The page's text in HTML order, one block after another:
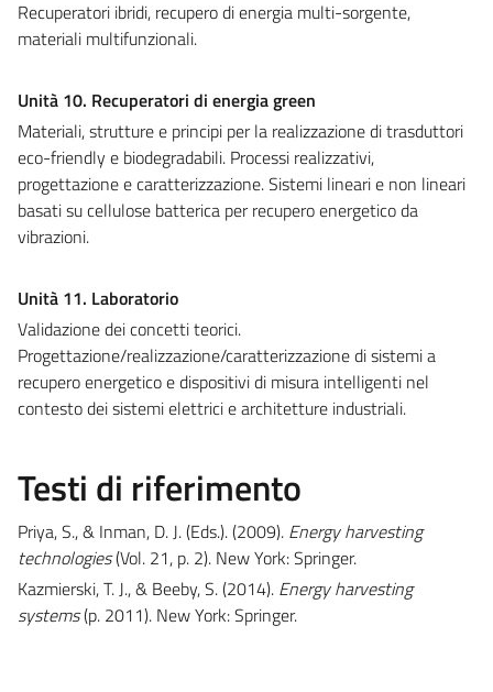
Recuperatori ibridi, recupero di energia multi-sorgente,
materiali multifunzionali.
Unità 10. Recuperatori di energia green
Materiali, strutture e principi per la realizzazione di trasduttori
eco-friendly e biodegradabili. Processi realizzativi,
progettazione e caratterizzazione. Sistemi lineari e non lineari
basati su cellulose batterica per recupero energetico da
vibrazioni.
Unità 11. Laboratorio
Validazione dei concetti teorici.
Progettazione/realizzazione/caratterizzazione di sistemi a
recupero energetico e dispositivi di misura intelligenti nel
contesto dei sistemi elettrici e architetture industriali.
Testi di riferimento
Priya, S., & Inman, D. J. (Eds.). (2009). Energy harvesting
technologies(Vol. 21, p. 2). New York: Springer.
Kazmierski, T. J., & Beeby, S. (2014). Energy harvesting
systems(p. 2011). New York: Springer.